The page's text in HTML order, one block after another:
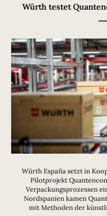
Würth testet
Würth España setzt in
Pilotprojekt
Verpackungsprozessen
Nordspanien kamen
mit Methoden der